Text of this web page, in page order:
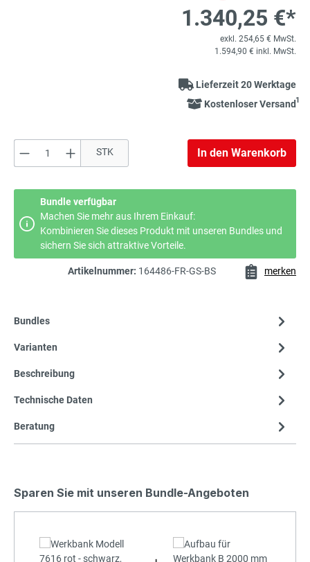
1.340,25 €*
exkl. 254,65 € MwSt.
1.594,90 € inkl. MwSt.
Lieferzeit 20 Werktage
Kostenloser Versand1
Produkt Anzahl: Gib den gewünschten
STK In den Warenkorb
Bundle verfügbar
Machen Sie mehr aus Ihrem Einkauf:
Kombinieren Sie dieses Produkt mit unseren Bundles und
sichern Sie sich attraktive Vorteile.
Artikelnummer: 164486-FR-GS-BS merken
Bundles
Varianten
Beschreibung
Technische Daten
Beratung
Sparen Sie mit unseren Bundle-Angeboten